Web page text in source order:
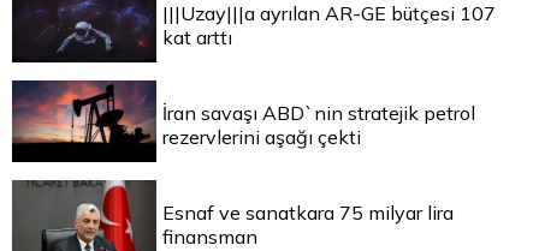
|||Uzay|||a ayrılan AR-GE bütçesi 107
kat arttı
İran savaşı ABD`nin stratejik petrol
rezervlerini aşağı çekti
Esnaf ve sanatkara 75 milyar lira
finansman